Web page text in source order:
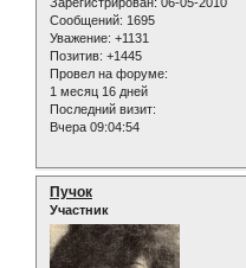
Сообщений: 1695
Уважение: +1131
Позитив: +1445
Провел на форуме:
1 месяц 16 дней
Последний визит:
Вчера 09:04:54
Пучок
Участник